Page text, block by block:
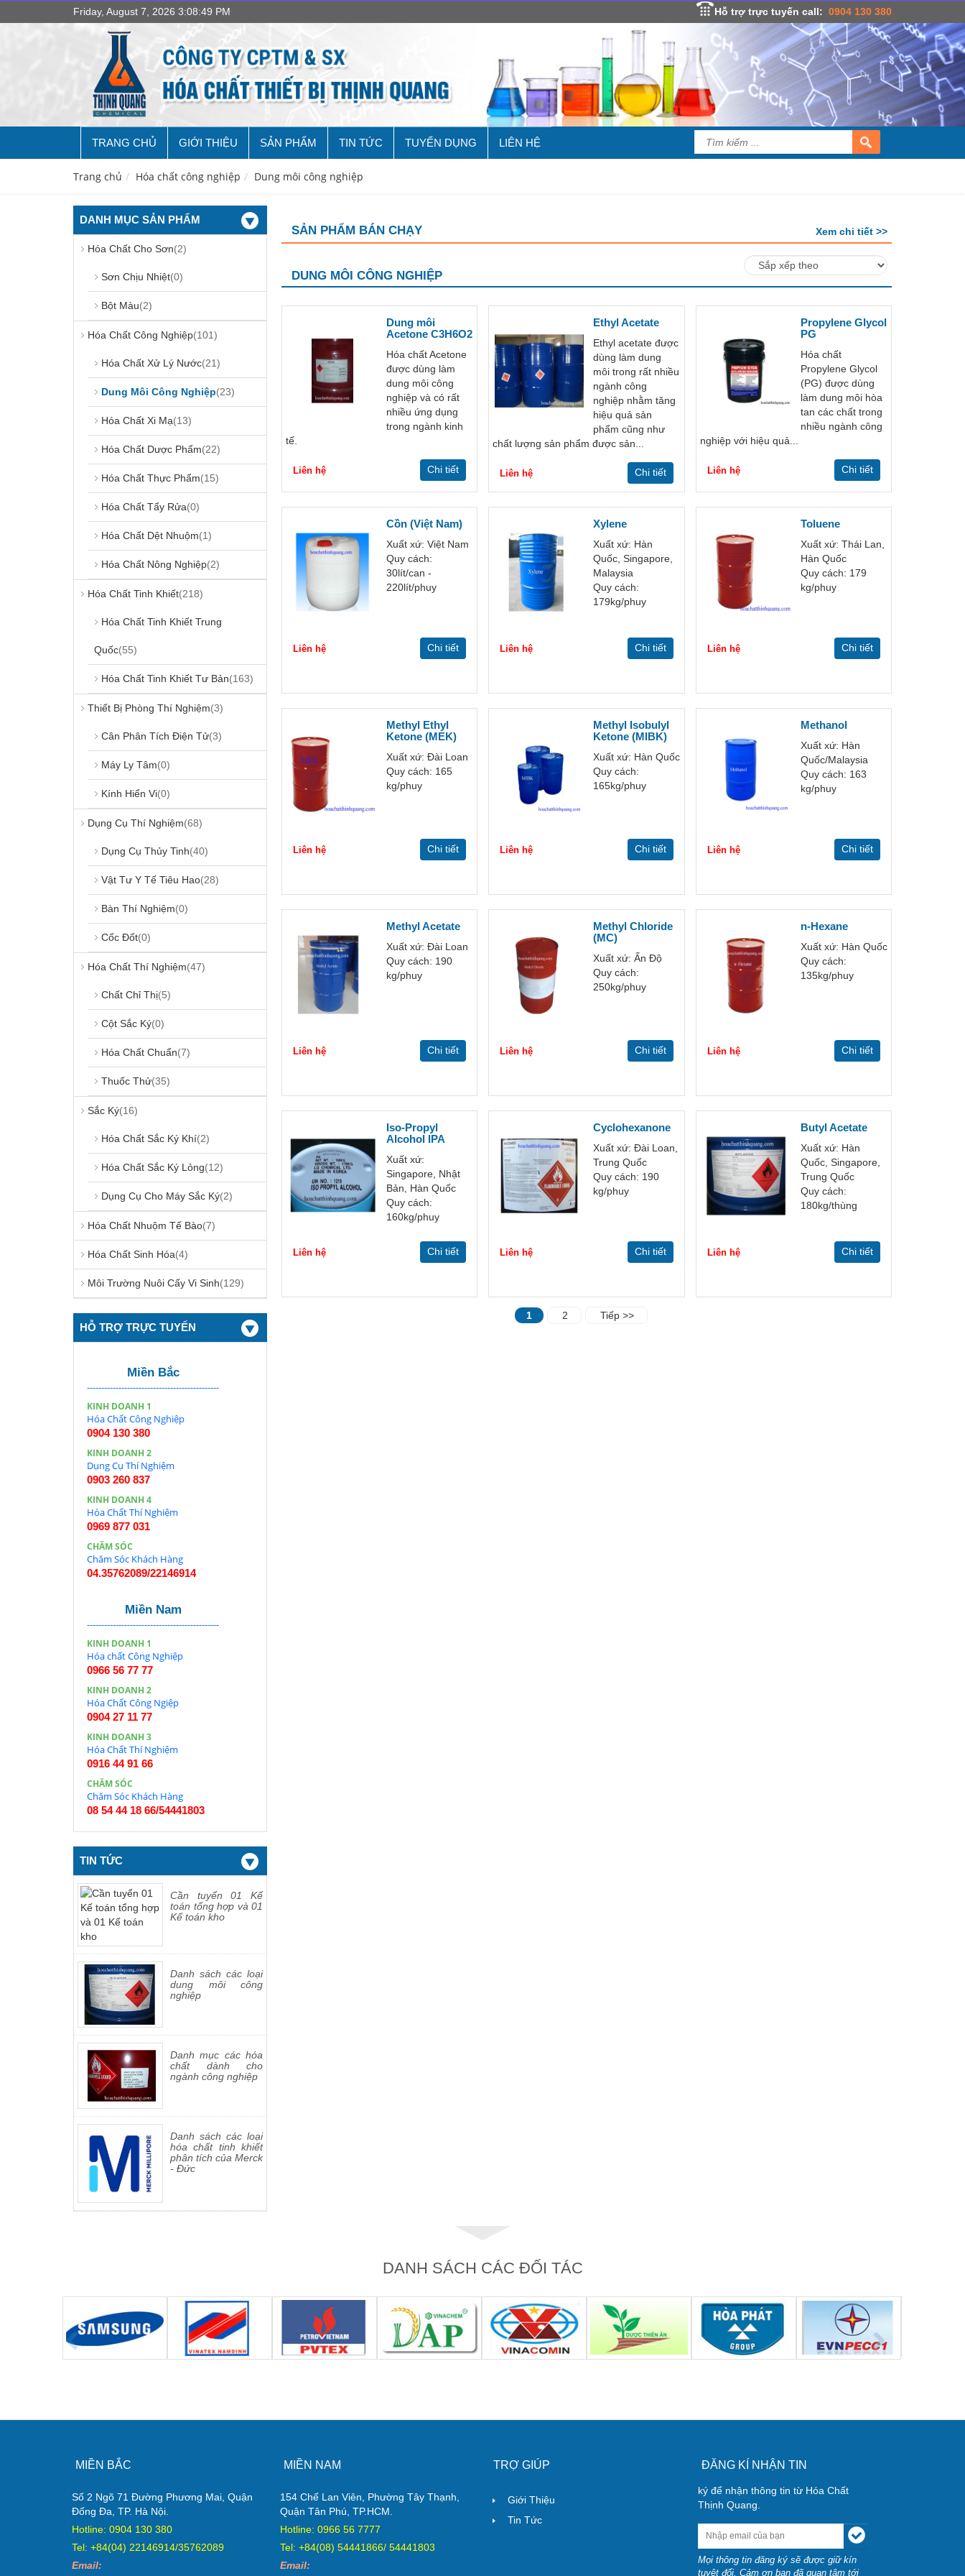
Friday, August 7, 2026 3:08:50 PM Hỗ trợ trực tuyến call: 0904 130 380
TRANG CHỦ GIỚI THIỆU SẢN PHẨM TIN TỨC TUYỂN DỤNG LIÊN HỆ
Trang chủ Hóa chất công nghiệp Dung môi công nghiệp
DANH MỤC SẢN PHẨM
Hóa Chất Cho Sơn(2)
Sơn Chịu Nhiệt(0)
Bột Màu(2)
Hóa Chất Công Nghiệp(101)
Hóa Chất Xử Lý Nước(21)
Dung Môi Công Nghiệp(23)
Hóa Chất Xi Mạ(13)
Hóa Chất Dược Phẩm(22)
Hóa Chất Thực Phẩm(15)
Hóa Chất Tẩy Rửa(0)
Hóa Chất Dệt Nhuộm(1)
Hóa Chất Nông Nghiệp(2)
Hóa Chất Tinh Khiết(218)
Hóa Chất Tinh Khiết Trung
Quốc(55)
Hóa Chất Tinh Khiết Tư Bản(163)
Thiết Bị Phòng Thí Nghiệm(3)
Cân Phân Tích Điện Tử(3)
Máy Ly Tâm(0)
Kính Hiển Vi(0)
Dụng Cụ Thí Nghiệm(68)
Dụng Cụ Thủy Tinh(40)
Vật Tư Y Tế Tiêu Hao(28)
Bàn Thí Nghiệm(0)
Cốc Đốt(0)
Hóa Chất Thí Nghiệm(47)
Chất Chỉ Thị(5)
Cột Sắc Ký(0)
Hóa Chất Chuẩn(7)
Thuốc Thử(35)
Sắc Ký(16)
Hóa Chất Sắc Ký Khí(2)
Hóa Chất Sắc Ký Lỏng(12)
Dụng Cụ Cho Máy Sắc Ký(2)
Hóa Chất Nhuộm Tế Bào(7)
Hóa Chất Sinh Hóa(4)
Môi Trường Nuôi Cấy Vi Sinh(129)
HỖ TRỢ TRỰC TUYẾN
Miền Bắc
----------------------------------------------
KINH DOANH 1
Hóa Chất Công Nghiệp
0904 130 380
KINH DOANH 2
Dụng Cụ Thí Nghiệm
0903 260 837
KINH DOANH 4
Hóa Chất Thí Nghiệm
0969 877 031
CHĂM SÓC
Chăm Sóc Khách Hàng
04.35762089/22146914
Miền Nam
----------------------------------------------
KINH DOANH 1
Hóa chất Công Nghiệp
0966 56 77 77
KINH DOANH 2
Hóa Chất Công Ngiệp
0904 27 11 77
KINH DOANH 3
Hóa Chất Thí Nghiệm
0916 44 91 66
CHĂM SÓC
Chăm Sóc Khách Hàng
08 54 44 18 66/54441803
TIN TỨC
Cần tuyển 01 Kế
toán tổng hợp và 01
Kế toán kho
Danh sách các loại
dung môi công
nghiệp
Danh mục các hóa
chất dành cho
ngành công nghiệp
Danh sách các loại
hóa chất tinh khiết
phân tích của Merck
- Đức
SẢN PHẨM BÁN CHẠY Xem chi tiết >>
DUNG MÔI CÔNG NGHIỆP
Dung môi
Acetone C3H6O2
Hóa chất Acetone
được dùng làm
dung môi công
nghiệp và có rất
nhiều ứng dụng
trong ngành kinh
tế.
Liên hệ Chi tiết
Ethyl Acetate
Ethyl acetate được
dùng làm dung
môi trong rất nhiều
ngành công
nghiệp nhằm tăng
hiệu quả sản
phẩm cũng như
chất lượng sản phẩm được sản...
Liên hệ Chi tiết
Propylene Glycol
PG
Hóa chất
Propylene Glycol
(PG) được dùng
làm dung môi hòa
tan các chất trong
nhiều ngành công
nghiệp với hiệu quả...
Liên hệ Chi tiết
Cồn (Việt Nam)
Xuất xứ: Việt Nam
Quy cách:
30lít/can -
220lít/phuy
Liên hệ Chi tiết
Xylene
Xuất xứ: Hàn
Quốc, Singapore,
Malaysia
Quy cách:
179kg/phuy
Liên hệ Chi tiết
Toluene
Xuất xứ: Thái Lan,
Hàn Quốc
Quy cách: 179
kg/phuy
Liên hệ Chi tiết
Methyl Ethyl
Ketone (MEK)
Xuất xứ: Đài Loan
Quy cách: 165
kg/phuy
Liên hệ Chi tiết
Methyl Isobulyl
Ketone (MIBK)
Xuất xứ: Hàn Quốc
Quy cách:
165kg/phuy
Liên hệ Chi tiết
Methanol
Xuất xứ: Hàn
Quốc/Malaysia
Quy cách: 163
kg/phuy
Liên hệ Chi tiết
Methyl Acetate
Xuất xứ: Đài Loan
Quy cách: 190
kg/phuy
Liên hệ Chi tiết
Methyl Chloride
(MC)
Xuất xứ: Ấn Độ
Quy cách:
250kg/phuy
Liên hệ Chi tiết
n-Hexane
Xuất xứ: Hàn Quốc
Quy cách:
135kg/phuy
Liên hệ Chi tiết
Iso-Propyl
Alcohol IPA
Xuất xứ:
Singapore, Nhật
Bản, Hàn Quốc
Quy cách:
160kg/phuy
Liên hệ Chi tiết
Cyclohexanone
Xuất xứ: Đài Loan,
Trung Quốc
Quy cách: 190
kg/phuy
Liên hệ Chi tiết
Butyl Acetate
Xuất xứ: Hàn
Quốc, Singapore,
Trung Quốc
Quy cách:
180kg/thùng
Liên hệ Chi tiết
1 2 Tiếp >>
DANH SÁCH CÁC ĐỐI TÁC
MIỀN BẮC
Số 2 Ngõ 71 Đường Phương Mai, Quận
Đống Đa, TP. Hà Nội.
Hotline: 0904 130 380
Tel: +84(04) 22146914/35762089
Email:
MIỀN NAM
154 Chế Lan Viên, Phường Tây Thạnh,
Quận Tân Phú, TP.HCM.
Hotline: 0966 56 7777
Tel: +84(08) 54441866/ 54441803
Email:
TRỢ GIÚP
Giới Thiệu
Tin Tức
ĐĂNG KÍ NHẬN TIN
ký để nhận thông tin từ Hóa Chất
Thịnh Quang.
Mọi thông tin đăng ký sẽ được giữ kín
tuyệt đối. Cảm ơn bạn đã quan tâm tới